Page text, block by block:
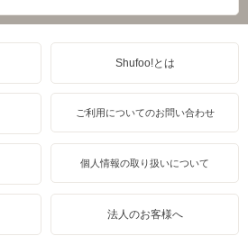
Shufoo!とは
ご利用についてのお問い合わせ
個人情報の取り扱いについて
法人のお客様へ